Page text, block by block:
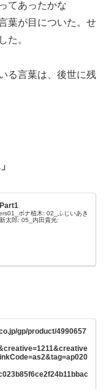
てあったかな
葉が目についた。せ
た。
る言葉は、後世に残
ボナ植木: 02_ふじいあき
太郎: 05_内田貴光:
gp/product/4990657